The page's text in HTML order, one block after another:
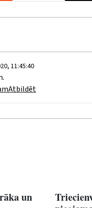
11:45:40
Atbildēt
un